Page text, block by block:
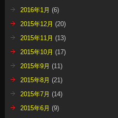
2016年1月 (6)
2015年12月 (20)
2015年11月 (13)
2015年10月 (17)
2015年9月 (11)
2015年8月 (21)
2015年7月 (14)
2015年6月 (9)